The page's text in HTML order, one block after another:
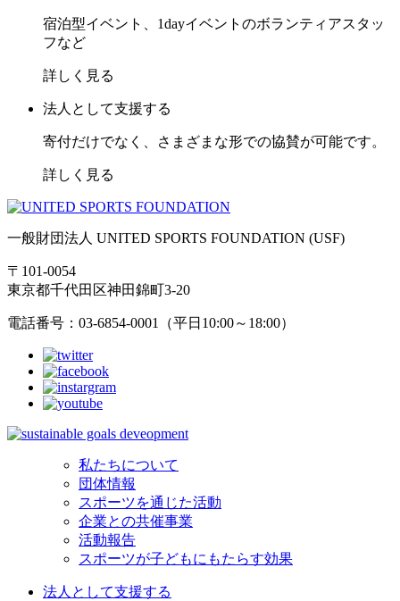
宿泊型イベント、1dayイベントのボランティアスタッ
フなど
詳しく見る
法人として支援する
寄付だけでなく、さまざまな形での協賛が可能です。
詳しく見る
一般財団法人 UNITED SPORTS FOUNDATION (USF)
〒101-0054
東京都千代田区神田錦町3-20
電話番号：03-6854-0001（平日10:00～18:00）
私たちについて
団体情報
スポーツを通じた活動
企業との共催事業
活動報告
スポーツが子どもにもたらす効果
法人として支援する